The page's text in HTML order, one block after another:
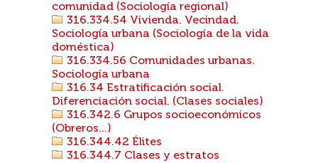
comunidad (Sociología regional)
316.334.54 Vivienda. Vecindad.
Sociología urbana (Sociología de la vida
doméstica)
316.334.56 Comunidades urbanas.
Sociología urbana
316.34 Estratificación social.
Diferenciación social. (Clases sociales)
316.342.6 Grupos socioeconómicos
(Obreros...)
316.344.42 Élites
316.344.7 Clases y estratos